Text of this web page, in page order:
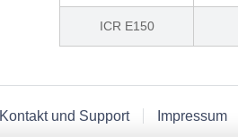
ICR E150
Kontakt und Support Impressum